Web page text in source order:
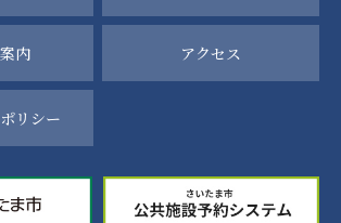
内 アクセス
リシー